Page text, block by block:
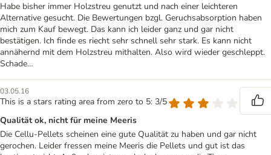
Habe bisher immer Holzstreu genutzt und nach einer leichteren
Alternative gesucht. Die Bewertungen bzgl. Geruchsabsorption haben
mich zum Kauf bewegt. Das kann ich leider ganz und gar nicht
bestätigen. Ich finde es riecht sehr schnell sehr stark. Es kann nicht
annähernd mit dem Holzstreu mithalten. Also wird wieder geschleppt.
Schade…
03.05.16
This is a stars rating area from zero to 5: 3/5
Qualität ok, nicht für meine Meeris
Die Cellu-Pellets scheinen eine gute Qualität zu haben und gar nicht
gerochen. Leider fressen meine Meeris die Pellets und gut ist das